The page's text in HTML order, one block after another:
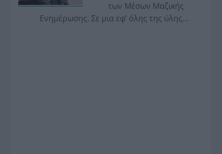
των Μέσων Μαζικής
Ενημέρωσης. Σε μια εφ’ όλης της ύλης